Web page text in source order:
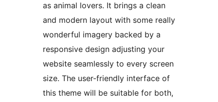
as animal lovers. It brings a clean
and modern layout with some really
wonderful imagery backed by a
responsive design adjusting your
website seamlessly to every screen
size. The user-friendly interface of
this theme will be suitable for both,